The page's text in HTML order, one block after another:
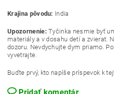
Krajina pôvodu: India
Upozornenie: Tyčinka nesmie byť
materiály a v dosahu detí a zvierat.
dozoru. Nevdychujte dym priamo.
vyvetrajte.
Buďte prvý, kto napíše príspevok k